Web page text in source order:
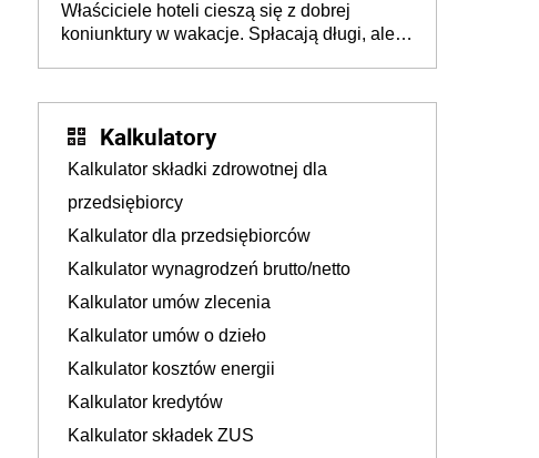
tam, gdzie wielu spędzi urlop po cichu
Właściciele hoteli cieszą się z dobrej
koniunktury w wakacje. Spłacają długi, ale
Kalkulatory
Kalkulator składki zdrowotnej dla
przedsiębiorcy
Kalkulator dla przedsiębiorców
Kalkulator wynagrodzeń brutto/netto
Kalkulator umów zlecenia
Kalkulator umów o dzieło
Kalkulator kosztów energii
Kalkulator kredytów
Kalkulator składek ZUS